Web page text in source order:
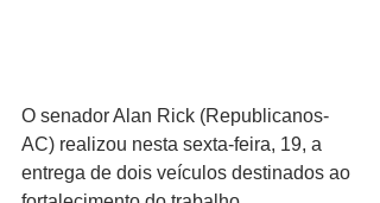
O senador Alan Rick (Republicanos-
AC) realizou nesta sexta-feira, 19, a
entrega de dois veículos destinados ao